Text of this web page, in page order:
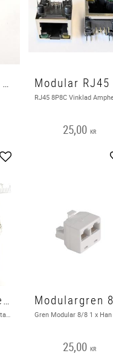
Modular RJ45 8P8C PCB RAK
Add to favorites
25,00 KR
Modulära Ethernet-kontakter 1-6605834-1
1-6605834-1 Ethernet-kontakter, Modular
25,00 KR